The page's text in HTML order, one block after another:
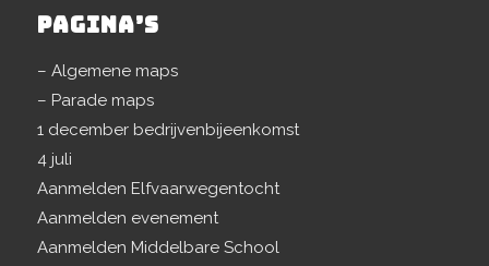
PAGINA’S
– Algemene maps
– Parade maps
1 december bedrijvenbijeenkomst
4 juli
Aanmelden Elfvaarwegentocht
Aanmelden evenement
Aanmelden Middelbare School